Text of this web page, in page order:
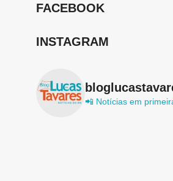
FACEBOOK
INSTAGRAM
📲 Notícias em